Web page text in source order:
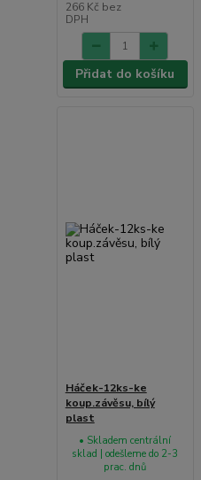
266 Kč bez
DPH
Přidat do košíku
Háček-12ks-ke
koup.závěsu, bílý
plast
• Skladem centrální
sklad | odešleme do 2-3
prac. dnů